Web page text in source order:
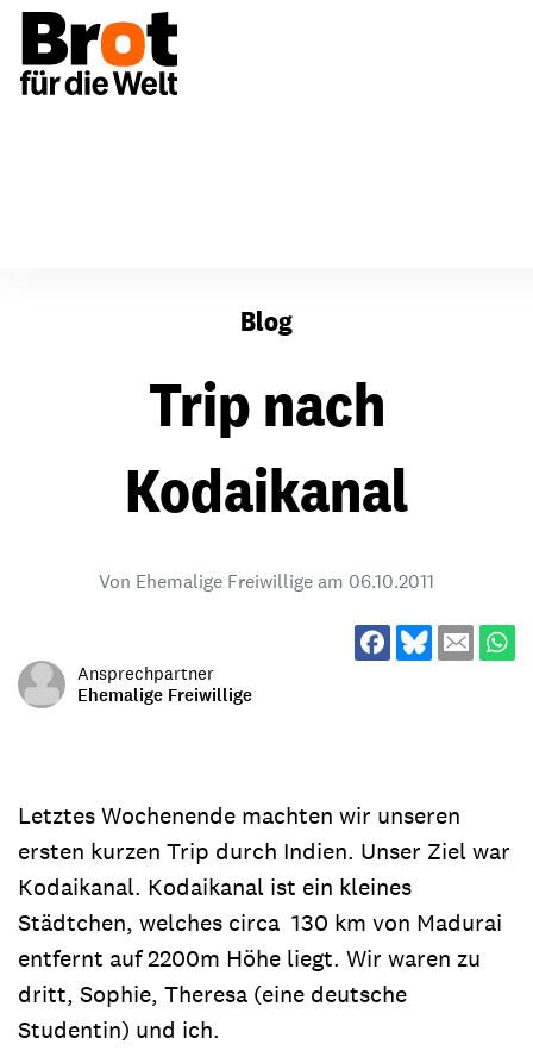
Blog
Trip nach
Kodaikanal
Von Ehemalige Freiwillige am 06.10.2011
Ansprechpartner
Ehemalige Freiwillige
Letztes Wochenende machten wir unseren
ersten kurzen Trip durch Indien. Unser Ziel war
Kodaikanal. Kodaikanal ist ein kleines
Städtchen, welches circa 130 km von Madurai
entfernt auf 2200m Höhe liegt. Wir waren zu
dritt, Sophie, Theresa (eine deutsche
Studentin) und ich.